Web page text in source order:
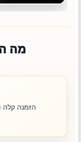
מה
הזמנה קלה